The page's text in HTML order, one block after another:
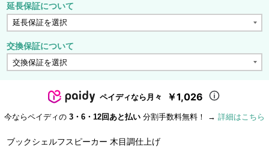
延長保証について
交換保証について
ペイディなら月々 ￥1,026
今ならペイディの 3・6・12回あと払い 分割手数料無料！ → 詳細はこちら
ブックシェルフスピーカー 木目調仕上げ